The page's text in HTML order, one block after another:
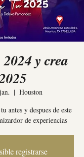
y crea
  |
Houston
antes y despues de este
de experiencias
registrarse